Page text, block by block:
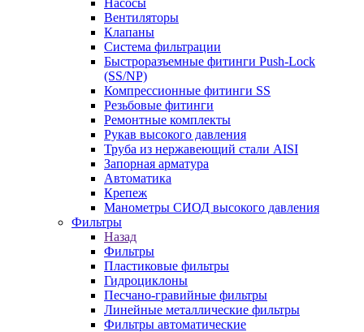
Насосы
Вентиляторы
Клапаны
Система фильтрации
Быстроразъемные фитинги Push-Lock
(SS/NP)
Компрессионные фитинги SS
Резьбовые фитинги
Ремонтные комплекты
Рукав высокого давления
Труба из нержавеющий стали AISI
Запорная арматура
Автоматика
Крепеж
Манометры СИОД высокого давления
Фильтры
Назад
Фильтры
Пластиковые фильтры
Гидроциклоны
Песчано-гравийные фильтры
Линейные металлические фильтры
Фильтры автоматические